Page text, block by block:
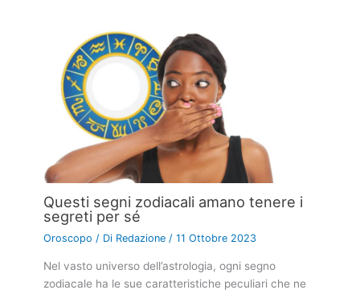
Questi segni zodiacali amano tenere i
segreti per sé
Oroscopo / Di Redazione /11 Ottobre 2023
Nel vasto universo dell’astrologia, ogni segno
zodiacale ha le sue caratteristiche peculiari che ne